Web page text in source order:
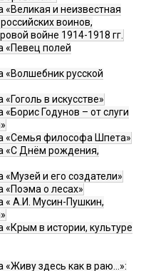
«Великая и неизвестная
воинов,
войне 1914-1918 гг.
«Певец полей
«Волшебник русской
в искусстве»
«Борис Годунов – от слуги
«Семья философа Шпета»
«С Днём рождения,
«Музей и его создатели»
«Поэма о лесах»
« А.И. Мусин-Пушкин,
«Крым в истории, культуре
«Живу здесь как в раю…»: